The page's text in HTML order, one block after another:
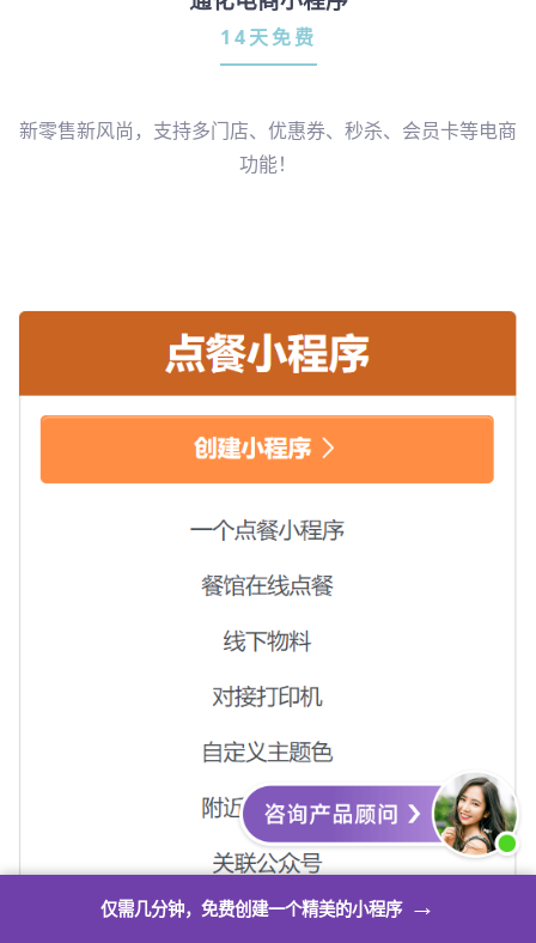
仅需几分钟，免费创建一个精美的小程序→
14天免费
新零售新风尚，支持多门店、优惠券、秒杀、会员卡等电商
功能！